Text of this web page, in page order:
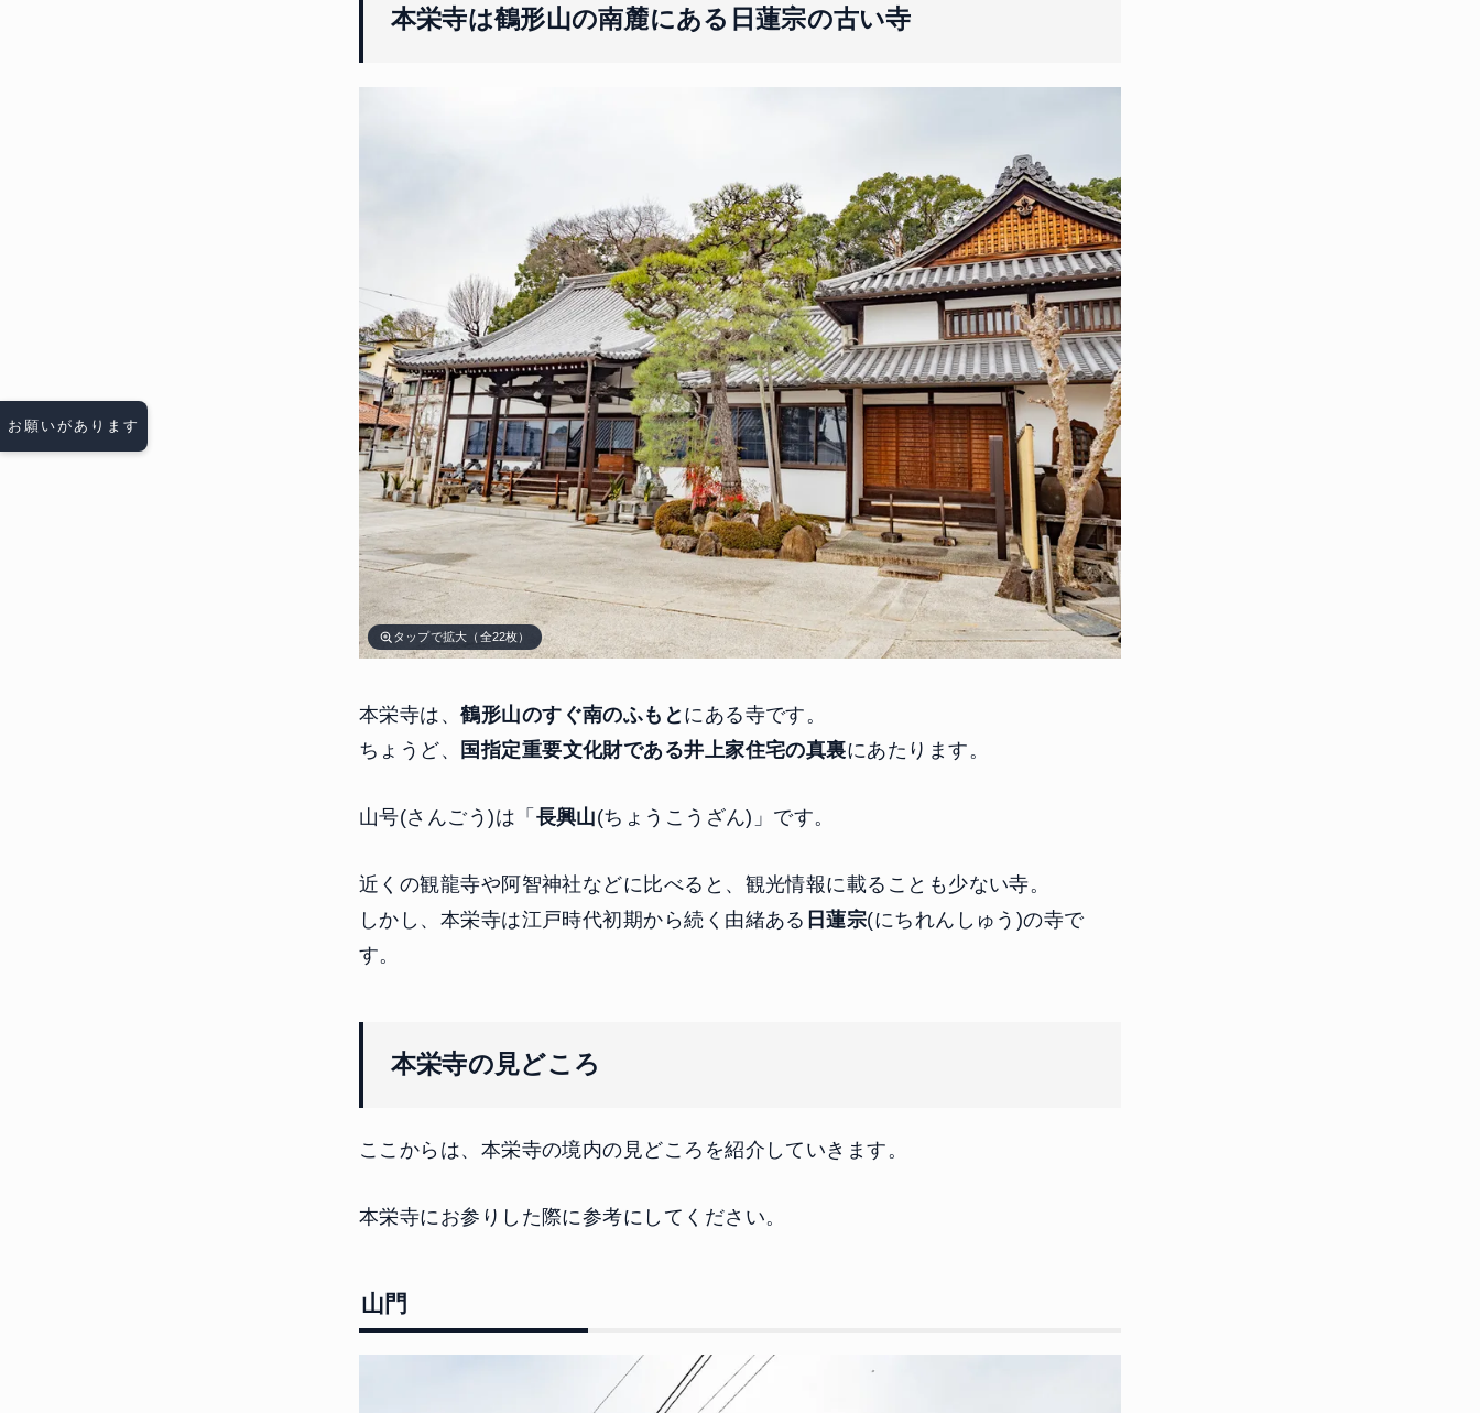
本栄寺は鶴形山の南麓にある日蓮宗の古い寺
タップで拡大（全22枚）
本栄寺は、鶴形山のすぐ南のふもと にある寺です。
ちょうど、
国指定重要文化財である井上家住宅の真裏にあたります。
山号(さんごう)は「 長興山(ちょうこうざん)」です。
近くの観龍寺や阿智神社などに比べると、観光情報に載ることも少ない寺。
しかし、本栄寺は江戸時代初期から続く由緒ある 日蓮宗(にちれんしゅう)の寺で
す。
本栄寺の見どころ
ここからは、本栄寺の境内の見どころを紹介していきます。
本栄寺にお参りした際に参考にしてください。
山門
お願いがあります